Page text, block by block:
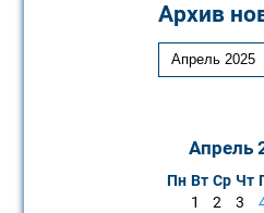
Архив
Апрель
Пн Вт Ср Чт
1
2 3